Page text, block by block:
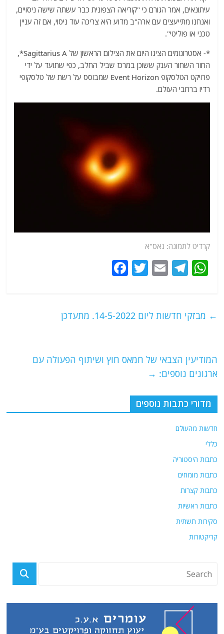
עיתונאים, אמר הגורם כי "קוריאה הצפונית כבר עשתה שישה ניסויים,
ואנחנו מתייעצים עם ארה"ב מדוע היא צריכה עוד ניסוי, אם זה עניין
טכני או פוליטי".
*- אסטרונומים הציגו היום את הצילום הראשון של Sagittarius A*,
החור השחור הענק ששוכן במרכז שביל החלב, כפי שתועד על ידי
פרויקט הטלסקופ Event Horizon שמבוסס על רשת של טלסקופי
רדיו ברחבי העולם.
קרדיט לתמונה: נאס"א
W
s
p
T
g
E
l
T
er
e
o
← מבזקי חדשות ליום 14-5-2022. מתעדכן
המודיעין הצבאי של חמאס חוץ ושיתוף הפעולה עם
ארגונים נוספים: →
מדורי כתבות נוספים
חדשות מהעולם
כללי
כתבות היסטוריה
כתבות מומחים
כתבות קצרות
כתבות ראשיות
סקירות תשתית
קריקטורות